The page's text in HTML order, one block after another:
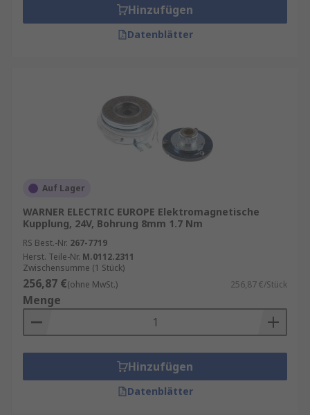
Hinzufügen
Datenblätter
Auf Lager
WARNER ELECTRIC EUROPE Elektromagnetische
Kupplung, 24V, Bohrung 8mm 1.7 Nm
RS Best.-Nr. 267-7719
Herst. Teile-Nr. M.0112.2311
Zwischensumme (1 Stück)
256,87 €(ohne MwSt.) 256,87 €/Stück
Menge
Hinzufügen
Datenblätter